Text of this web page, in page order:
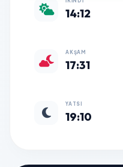
14:12
AKŞAM
17:31
YATSI
19:10